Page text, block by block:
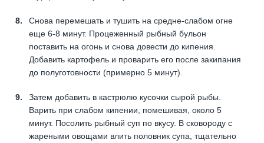
Снова перемешать и тушить на средне-слабом огне
еще 6-8 минут. Процеженный рыбный бульон
поставить на огонь и снова довести до кипения.
Добавить картофель и проварить его после закипания
до полуготовности (примерно 5 минут).
Затем добавить в кастрюлю кусочки сырой рыбы.
Варить при слабом кипении, помешивая, около 5
минут. Посолить рыбный суп по вкусу. В сковороду с
жареными овощами влить половник супа, тщательно